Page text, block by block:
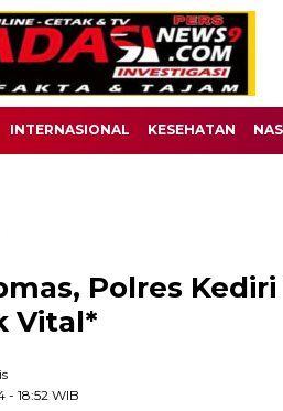
INTERNASIONAL KESEHATAN
Polres
Vital*
- 18:52 WIB